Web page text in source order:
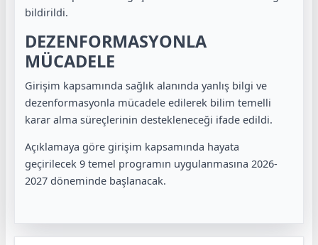
bildirildi.
DEZENFORMASYONLA
MÜCADELE
Girişim kapsamında sağlık alanında yanlış bilgi ve
dezenformasyonla mücadele edilerek bilim temelli
karar alma süreçlerinin destekleneceği ifade edildi.
Açıklamaya göre girişim kapsamında hayata
geçirilecek 9 temel programın uygulanmasına 2026-
2027 döneminde başlanacak.